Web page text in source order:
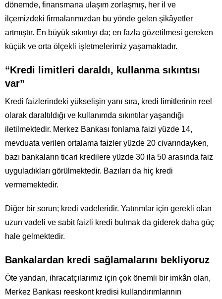
dönemde, finansmana ulaşım zorlaşmış, her il ve
ilçemizdeki firmalarımızdan bu yönde gelen şikâyetler
artmıştır. En büyük sıkıntıyı da; en fazla gözetilmesi gereken
küçük ve orta ölçekli işletmelerimiz yaşamaktadır.
“Kredi limitleri daraldı, kullanma sıkıntısı
var”
Kredi faizlerindeki yükselişin yanı sıra, kredi limitlerinin reel
olarak daraltıldığı ve kullanımda sıkıntılar yaşandığı
iletilmektedir. Merkez Bankası fonlama faizi yüzde 14,
mevduata verilen ortalama faizler yüzde 20 civarındayken,
bazı bankaların ticari kredilere yüzde 30 ila 50 arasında faiz
uyguladıkları görülmektedir. Bazıları da hiç kredi
vermemektedir.
Diğer bir sorun; kredi vadeleridir. Yatırımlar için gerekli olan
uzun vadeli ve sabit faizli kredi bulmak da giderek daha güç
hale gelmektedir.
Bankalardan kredi sağlamalarını bekliyoruz
Öte yandan, ihracatçılarımız için çok önemli bir imkân olan,
Merkez Bankası reeskont kredisi kullandırımlarının